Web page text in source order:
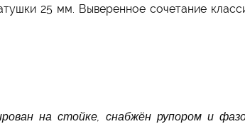
25 мм. Выверенное сочетание
на стойке, снабжён рупором и